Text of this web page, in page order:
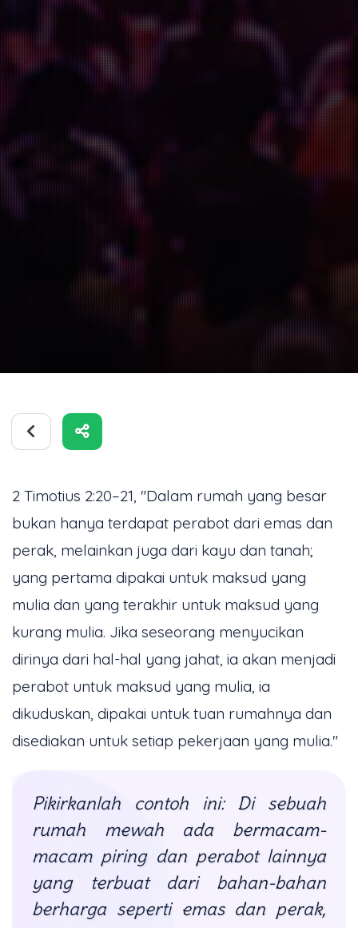
2 Timotius 2:20–21, "Dalam rumah yang besar
bukan hanya terdapat perabot dari emas dan
perak, melainkan juga dari kayu dan tanah;
yang pertama dipakai untuk maksud yang
mulia dan yang terakhir untuk maksud yang
kurang mulia. Jika seseorang menyucikan
dirinya dari hal-hal yang jahat, ia akan menjadi
perabot untuk maksud yang mulia, ia
dikuduskan, dipakai untuk tuan rumahnya dan
disediakan untuk setiap pekerjaan yang mulia."
Pikirkanlah contoh ini: Di sebuah
rumah mewah ada bermacam-
macam piring dan perabot lainnya
yang terbuat dari bahan-bahan
berharga seperti emas dan perak,